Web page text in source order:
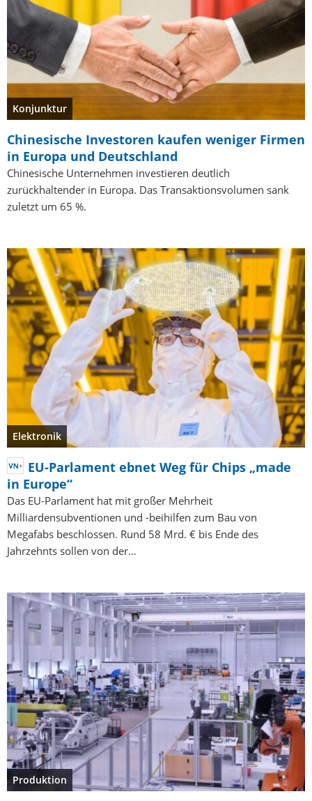
Konjunktur
Chinesische Investoren kaufen weniger Firmen
in Europa und Deutschland
Chinesische Unternehmen investieren deutlich
zurückhaltender in Europa. Das Transaktionsvolumen sank
zuletzt um 65 %.
Elektronik
EU-Parlament ebnet Weg für Chips „made
in Europe“
Das EU-Parlament hat mit großer Mehrheit
Milliardensubventionen und -beihilfen zum Bau von
Megafabs beschlossen. Rund 58 Mrd. € bis Ende des
Jahrzehnts sollen von der…
Produktion